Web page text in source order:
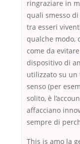
ringraziare in
quali smesso
tra esseri
qualche modo,
come da
dispositivo di
utilizzato su
senso (per
solito, è
affacciano
sempre di
This is amo la